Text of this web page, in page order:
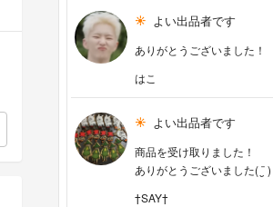
よい出品者です
ありがとうございました！
はこ
よい出品者です
商品を受け取りました！
ありがとうございました( ¨̮ )
†SAY†